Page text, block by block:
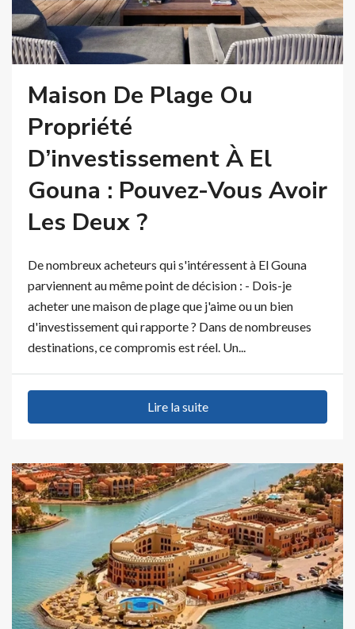
Maison De Plage Ou
Propriété
D’investissement À El
Gouna : Pouvez-Vous Avoir
Les Deux ?
De nombreux acheteurs qui s'intéressent à El Gouna
parviennent au même point de décision : - Dois-je
acheter une maison de plage que j'aime ou un bien
d'investissement qui rapporte ? Dans de nombreuses
destinations, ce compromis est réel. Un...
Lire la suite